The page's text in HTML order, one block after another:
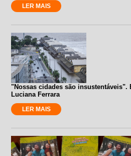
LER MAIS
"Nossas cidades são insustentáveis".
Luciana Ferrara
LER MAIS